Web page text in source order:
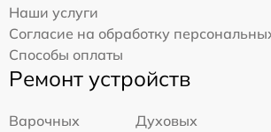
Наши услуги
Согласие на обработку
Способы оплаты
Ремонт устройств
Варочных
Духовых